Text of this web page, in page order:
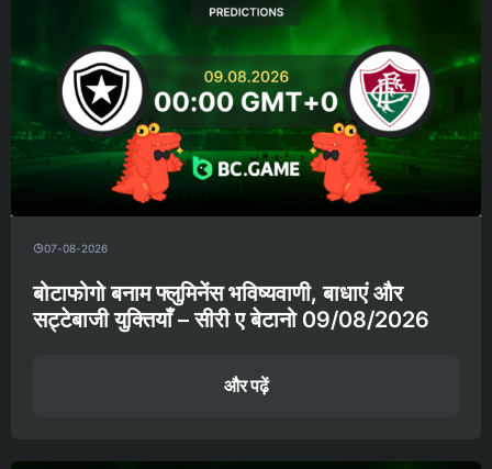
07-08-2026
बोटाफोगो बनाम फ्लुमिनेंस भविष्यवाणी, बाधाएं और
सट्टेबाजी युक्तियाँ – सीरी ए बेटानो 09/08/2026
और पढ़ें